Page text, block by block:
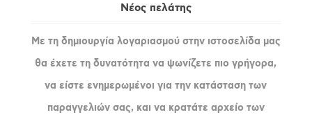
Νέος πελάτης
Με τη δημιουργία λογαριασμού στην ιστοσελίδα μας
θα έχετε τη δυνατότητα να ψωνίζετε πιο γρήγορα,
να είστε ενημερωμένοι για την κατάσταση των
παραγγελιών σας, και να κρατάτε αρχείο των